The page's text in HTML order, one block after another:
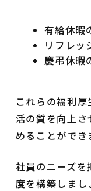
有給休暇
リフレッ
慶弔休暇
これらの福利
活の質を向上
めることができ
社員のニーズ
度を構築しまし